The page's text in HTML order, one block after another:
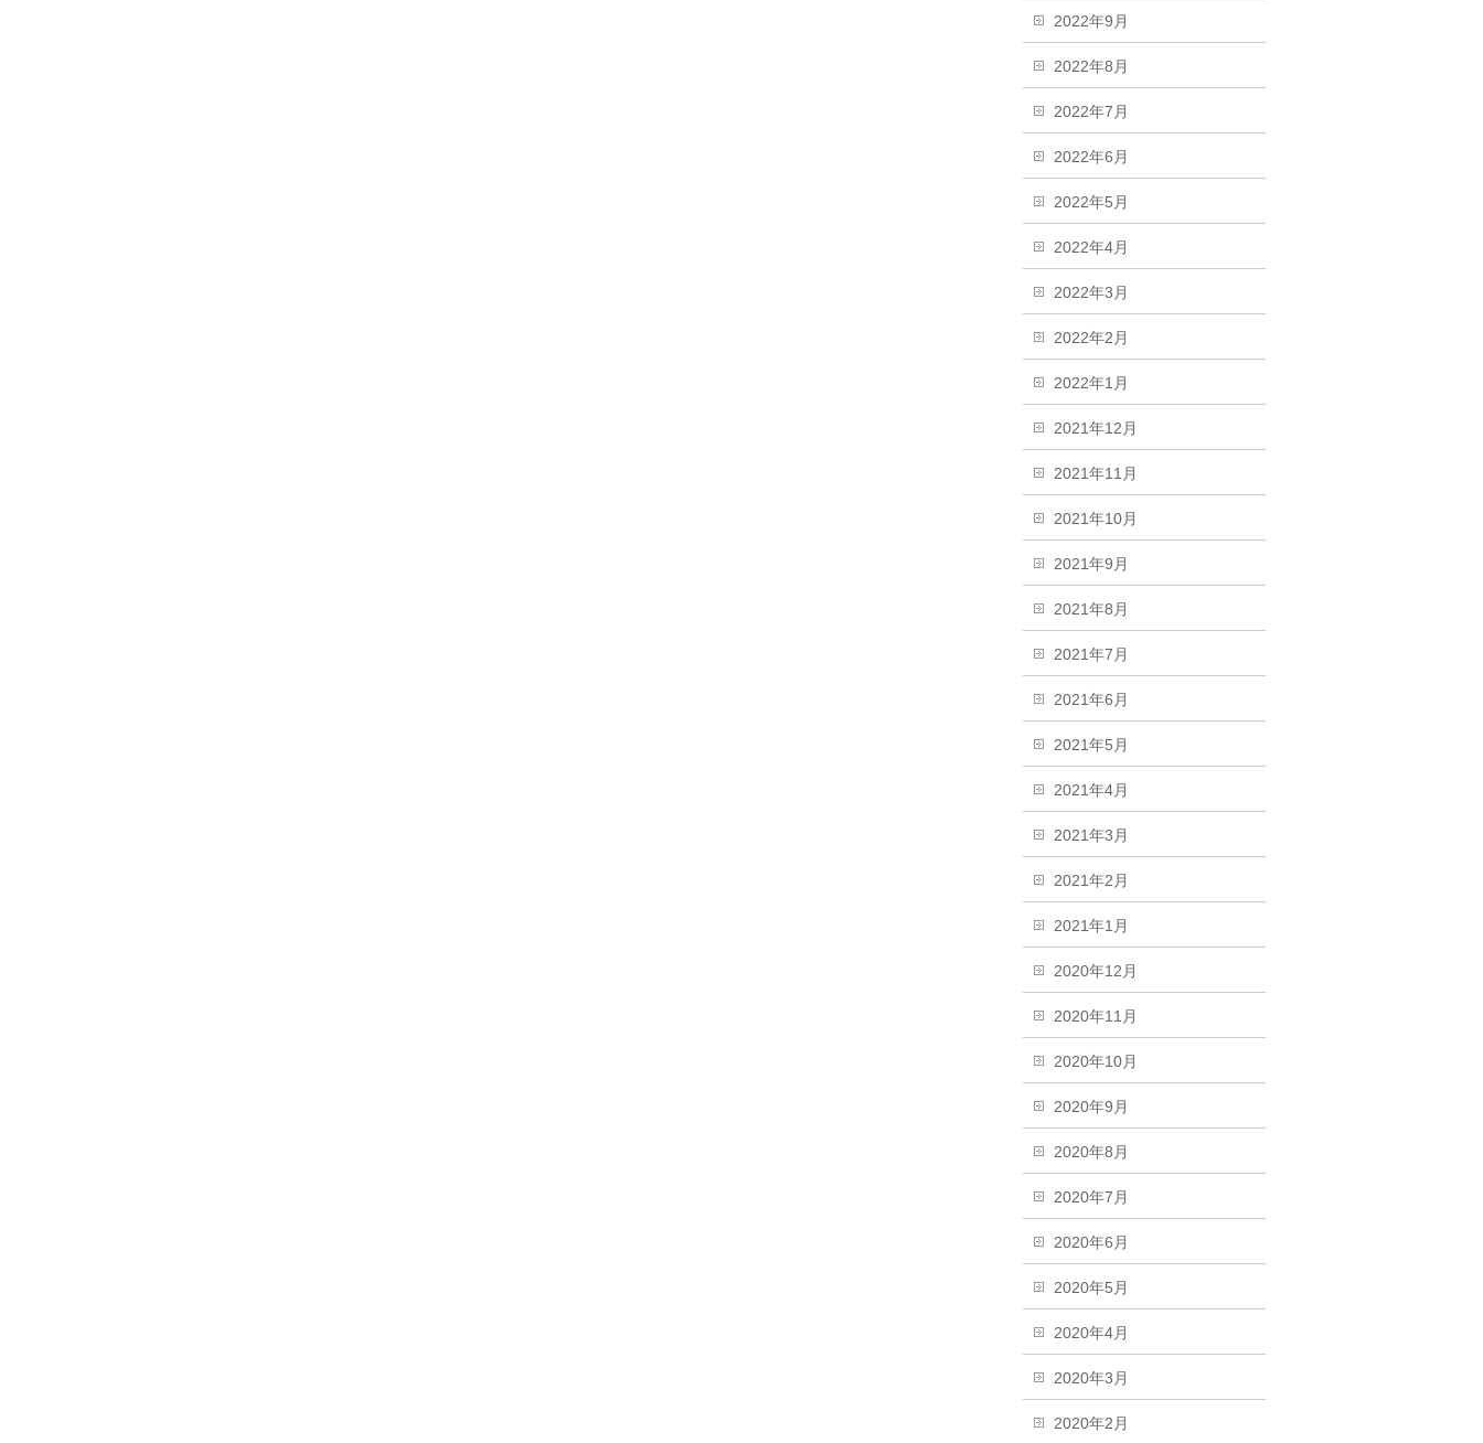
2022年9月
2022年8月
2022年7月
2022年6月
2022年5月
2022年4月
2022年3月
2022年2月
2022年1月
2021年12月
2021年11月
2021年10月
2021年9月
2021年8月
2021年7月
2021年6月
2021年5月
2021年4月
2021年3月
2021年2月
2021年1月
2020年12月
2020年11月
2020年10月
2020年9月
2020年8月
2020年7月
2020年6月
2020年5月
2020年4月
2020年3月
2020年2月